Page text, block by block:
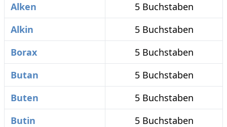
Alken
5 Buchstaben
Alkin
5 Buchstaben
Borax
5 Buchstaben
Butan
5 Buchstaben
Buten
5 Buchstaben
Butin
5 Buchstaben